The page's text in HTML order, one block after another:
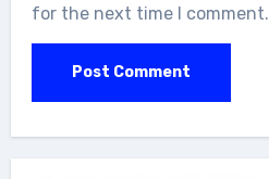
for the next time I comment.